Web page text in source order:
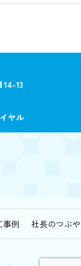
13
ヤル
事例 社長のつぶ